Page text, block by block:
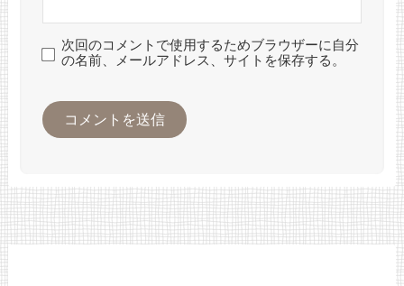
次回のコメントで使用するためブラウザーに自分
の名前、メールアドレス、サイトを保存する。